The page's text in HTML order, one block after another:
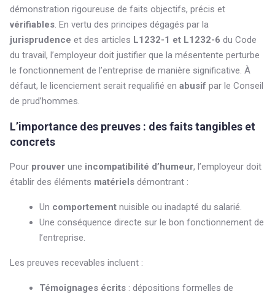
démonstration rigoureuse de faits objectifs, précis et
vérifiables. En vertu des principes dégagés par la
jurisprudence et des articles L1232-1 et L1232-6 du Code
du travail, l’employeur doit justifier que la mésentente perturbe
le fonctionnement de l’entreprise de manière significative. À
défaut, le licenciement serait requalifié en abusif par le Conseil
de prud’hommes.
L’importance des preuves : des faits tangibles et
concrets
Pour prouver une incompatibilité d’humeur, l’employeur doit
établir des éléments matériels démontrant :
Un comportement nuisible ou inadapté du salarié.
Une conséquence directe sur le bon fonctionnement de
l’entreprise.
Les preuves recevables incluent :
Témoignages écrits : dépositions formelles de